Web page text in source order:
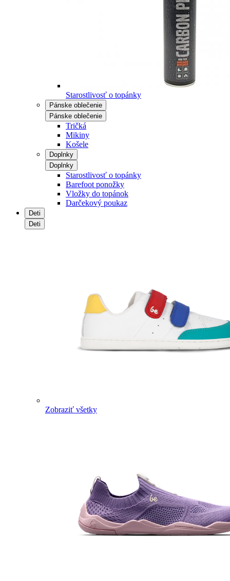
Starostlivosť o topánky
Pánske oblečenie
Pánske oblečenie
Tričká
Mikiny
Košele
Doplnky
Doplnky
Starostlivosť o topánky
Barefoot ponožky
Vložky do topánok
Darčekový poukaz
Deti
Deti
Zobraziť všetky